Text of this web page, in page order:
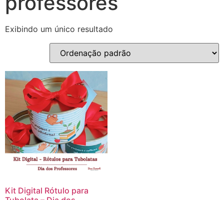
Exibindo um único resultado
Kit Digital Rótulo para